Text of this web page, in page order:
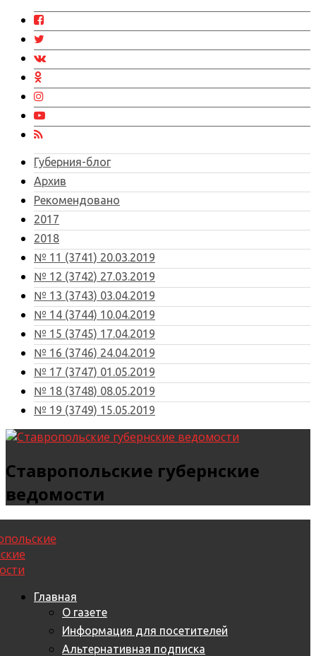
Губерния-блог
Архив
Рекомендовано
2017
2018
№ 11 (3741) 20.03.2019
№ 12 (3742) 27.03.2019
№ 13 (3743) 03.04.2019
№ 14 (3744) 10.04.2019
№ 15 (3745) 17.04.2019
№ 16 (3746) 24.04.2019
№ 17 (3747) 01.05.2019
№ 18 (3748) 08.05.2019
№ 19 (3749) 15.05.2019
Ставропольские губернские
ведомости
Главная
О газете
Информация для посетителей
Альтернативная подписка